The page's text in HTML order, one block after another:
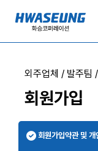
외주업체 / 발주팀
회원가입
회원가입약관 및